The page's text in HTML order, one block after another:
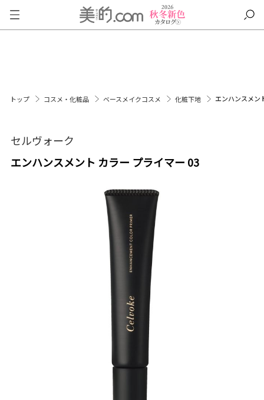
トップ コスメ・化粧品 ベースメイクコスメ 化粧下地 エンハンスメン
セルヴォーク
エンハンスメント カラー プライマー 03